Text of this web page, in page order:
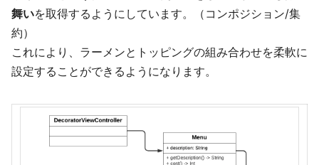
舞いを取得するようにしています。（コンポジション/集
約）
これにより、ラーメンとトッピングの組み合わせを柔軟に
設定することができるようになります。